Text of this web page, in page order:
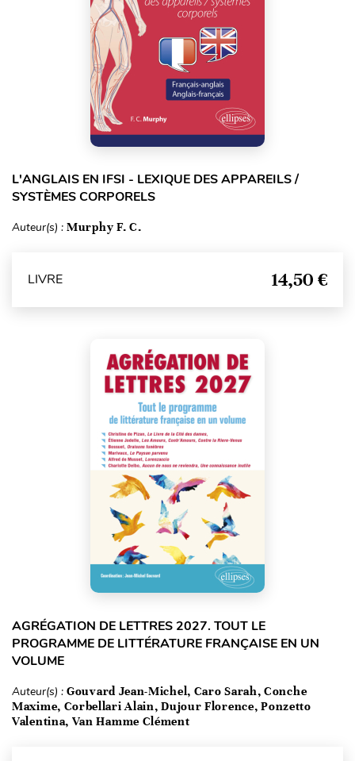
L'ANGLAIS EN IFSI - LEXIQUE DES APPAREILS /
SYSTÈMES CORPORELS
Auteur(s) : Murphy F. C.
LIVRE 14,50 €
AGRÉGATION DE LETTRES 2027. TOUT LE
PROGRAMME DE LITTÉRATURE FRANÇAISE EN UN
VOLUME
Auteur(s) : Gouvard Jean-Michel, Caro Sarah, Conche
Maxime, Corbellari Alain, Dujour Florence, Ponzetto
Valentina, Van Hamme Clément